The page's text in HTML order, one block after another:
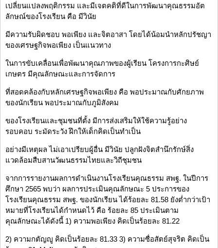
เปลี่ยนแปลงพฤติกรรม และมีเจตคติที่ดีในการพัฒนาคุณธรรมอัต
ลักษณ์ของโรงเรียน คือ มีวินัย
มีความรับผิดชอบ พอเพียง และจิตอาสา โดยได้น้อมนำหลักปรัชญา
ของเศรษฐกิจพอเพียง เป็นแนวทาง
ในการขับเคลื่อนเพื่อพัฒนาคุณภาพของผู้เรียน โครงการกะศิษย์
เกษตร มีคุณลักษณะและการจัดการ
ที่สอดคล้องกับหลักเศรษฐกิจพอเพียง คือ พอประมาณกับศักยภาพ
ของนักเรียน พอประมาณกับภูมิสังคม
ของโรงเรียนและชุมชนที่ตั้ง มีการส่งเสริมให้ใช้ความรู้อย่าง
รอบคอบ ระมัดระวัง ฝึกให้เด็กคิดเป็นทำเป็น
อย่างมีเหตุผล ไม่เอาเปรียบผู้อื่น มีวินัย ปลูกฝังจิตสำนึกรักษ์สิ่ง
แวดล้อมสืบสานวัฒนธรรมไทยและวิถีชุมชน
จากการรายงานผลการดำเนินงานโรงเรียนคุณธรรม สพฐ. ในปีการ
ศึกษา 2565 พบว่า ผลการประเมินคุณลักษณะ 5 ประการของ
โรงเรียนคุณธรรม สพฐ. ของนักเรียน ได้ร้อยละ 81.58 ยังต่ำกว่าเป้า
หมายที่โรงเรียนได้กำหนดไว้ คือ ร้อยละ 85 ประเมินตาม
คุณลักษณะได้ดังนี้ 1) ความพอเพียง คิดเป็นร้อยละ 81.22
2) ความกตัญญู คิดเป็นร้อยละ 81.33 3) ความซื่อสัตย์สุจริต คิดเป็น